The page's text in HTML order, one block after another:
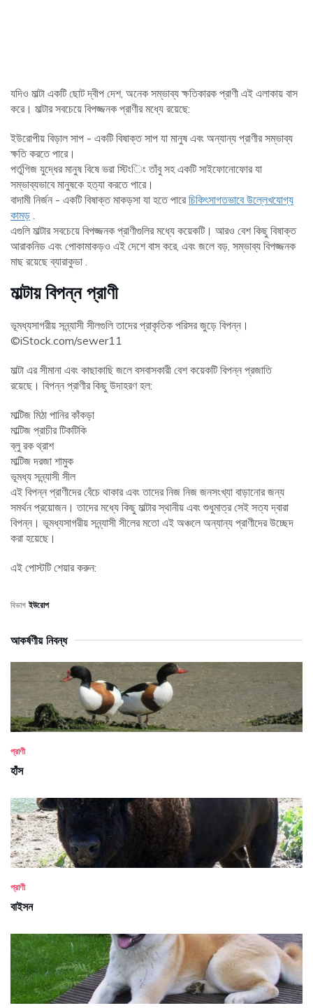
যদিও মাল্টা একটি ছোট দ্বীপ দেশ, অনেক সম্ভাব্য ক্ষতিকারক প্রাণী এই এলাকায় বাস
করে। মাল্টার সবচেয়ে বিপজ্জনক প্রাণীর মধ্যে রয়েছে:
ইউরোপীয় বিড়াল সাপ - একটি বিষাক্ত সাপ যা মানুষ এবং অন্যান্য প্রাণীর সম্ভাব্য
ক্ষতি করতে পারে।
পর্তুগিজ যুদ্ধের মানুষ বিষে ভরা স্টিংিং তাঁবু সহ একটি সাইফোনোফোর যা
সম্ভাব্যভাবে মানুষকে হত্যা করতে পারে।
বাদামী নির্জন - একটি বিষাক্ত মাকড়সা যা হতে পারেচিকিৎসাগতভাবে উল্লেখযোগ্য
কামড় .
এগুলি মাল্টার সবচেয়ে বিপজ্জনক প্রাণীগুলির মধ্যে কয়েকটি। আরও বেশ কিছু বিষাক্ত
আরাকনিড এবং পোকামাকড়ও এই দেশে বাস করে, এবং জলে বড়, সম্ভাব্য বিপজ্জনক
মাছ রয়েছে ব্যারাকুডা .
মাল্টায় বিপন্ন প্রাণী
ভূমধ্যসাগরীয় সন্ন্যাসী সীলগুলি তাদের প্রাকৃতিক পরিসর জুড়ে বিপন্ন।
©iStock.com/sewer11
মাল্টা এর সীমানা এবং কাছাকাছি জলে বসবাসকারী বেশ কয়েকটি বিপন্ন প্রজাতি
রয়েছে। বিপন্ন প্রাণীর কিছু উদাহরণ হল:
মাল্টিজ মিঠা পানির কাঁকড়া
মাল্টিজ প্রাচীর টিকটিকি
ব্লু রক থ্রাশ
মাল্টিজ দরজা শামুক
ভূমধ্য সন্ন্যাসী সীল
এই বিপন্ন প্রাণীদের বেঁচে থাকার এবং তাদের নিজ নিজ জনসংখ্যা বাড়ানোর জন্য
সমর্থন প্রয়োজন। তাদের মধ্যে কিছু মাল্টার স্থানীয় এবং শুধুমাত্র সেই সত্য দ্বারা
বিপন্ন। ভূমধ্যসাগরীয় সন্ন্যাসী সীলের মতো এই অঞ্চলে অন্যান্য প্রাণীদের উচ্ছেদ
করা হয়েছে।
এই পোস্টটি শেয়ার করুন:
বিভাগ ইউরোপ
আকর্ষণীয় নিবন্ধ
প্রাণী
হাঁস
প্রাণী
বাইসন